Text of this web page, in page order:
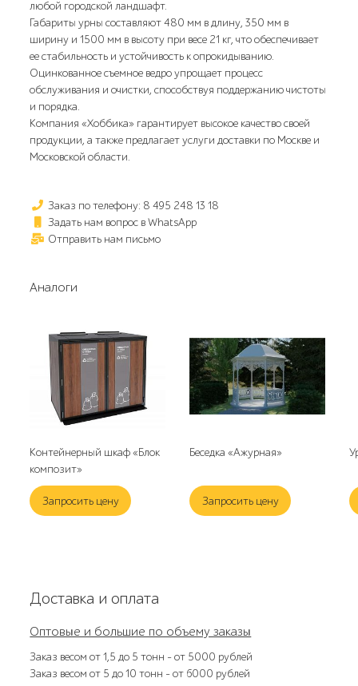
любой городской ландшафт.
Габариты урны составляют 480 мм в длину, 350 мм в
ширину и 1500 мм в высоту при весе 21 кг, что обеспечивает
ее стабильность и устойчивость к опрокидыванию.
Оцинкованное съемное ведро упрощает процесс
обслуживания и очистки, способствуя поддержанию чистоты
и порядка.
Компания «Хоббика» гарантирует высокое качество своей
продукции, а также предлагает услуги доставки по Москве и
Московской области.
Заказ по телефону: 8 495 248 13 18
Задать нам вопрос в WhatsApp
Отправить нам письмо
Аналоги
Контейнерный шкаф «Блок
композит»
Запросить цену
Беседка «Ажурная»
Запросить цену
Доставка и оплата
Оптовые и большие по объему заказы
Заказ весом от 1,5 до 5 тонн – от 5000 рублей
Заказ весом от 5 до 10 тонн – от 6000 рублей